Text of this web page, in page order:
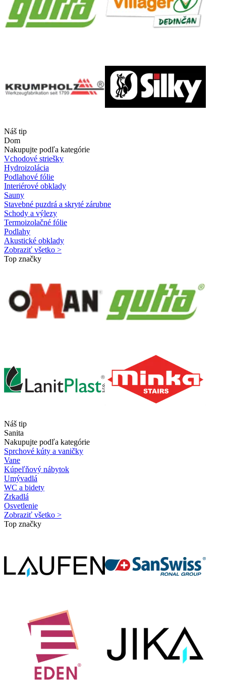
Náš tip
Dom
Nakupujte podľa kategórie
Vchodové striešky
Hydroizolácia
Podlahové fólie
Interiérové obklady
Sauny
Stavebné puzdrá a skryté zárubne
Schody a výlezy
Termoizolačné fólie
Podlahy
Akustické obklady
Zobraziť všetko >
Top značky
Náš tip
Sanita
Nakupujte podľa kategórie
Sprchové kúty a vaničky
Vane
Kúpeľňový nábytok
Umývadlá
WC a bidety
Zrkadlá
Osvetlenie
Zobraziť všetko >
Top značky